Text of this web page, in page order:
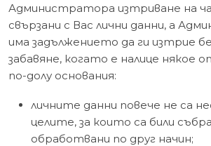
Администратора изтриване на
свързани с Вас лични данни, а
има задължението да ги изтрие
забавяне, когато е налице някое
по-долу основания:
личните данни повече не са
целите, за които са били
обработвани по друг начин;